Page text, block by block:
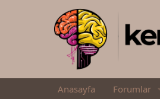
Anasayfa Forumlar